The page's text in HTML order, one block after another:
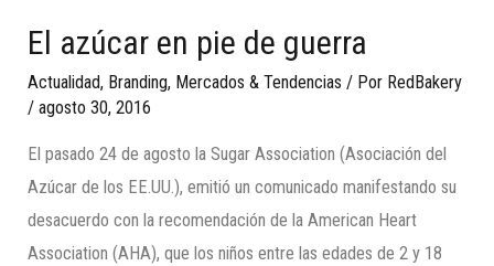
El azúcar en pie de guerra
Actualidad, Branding, Mercados & Tendencias / Por RedBakery
/agosto 30, 2016
El pasado 24 de agosto la Sugar Association (Asociación del
Azúcar de los EE.UU.), emitió un comunicado manifestando su
desacuerdo con la recomendación de la American Heart
Association (AHA), que los niños entre las edades de 2 y 18